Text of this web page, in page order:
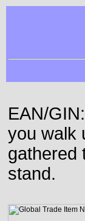
EAN/
you walk
gathered
stand.